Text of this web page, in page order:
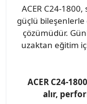
ACER C24-
güçlü bileşenlerle
çözümüdür.
uzaktan eğitim
ACER C24-
alır,